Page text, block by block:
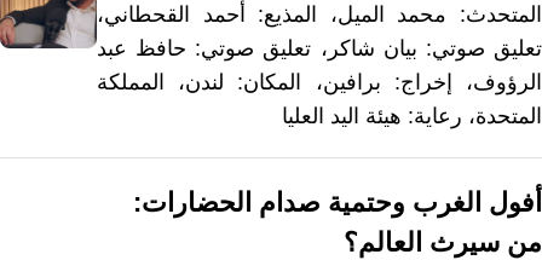
المتحدث: محمد الميل، المذيع: أحمد القحطاني،
تعليق صوتي: بيان شاكر، تعليق صوتي: حافظ عبد
الرؤوف، إخراج: برافين، المكان: لندن، المملكة
المتحدة، رعاية: هيئة اليد العليا
أفول الغرب وحتمية صدام الحضارات:
من سيرث العالم؟